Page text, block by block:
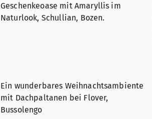
Geschenkeoase mit Amaryllis im
Naturlook, Schullian, Bozen.
Ein wunderbares Weihnachtsambiente
mit Dachpaltanen bei Flover,
Bussolengo